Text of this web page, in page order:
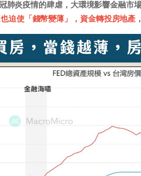
肺炎疫情的肆虐，大環境影響金融市場
迫使「錢幣變薄」，資金轉投房地產